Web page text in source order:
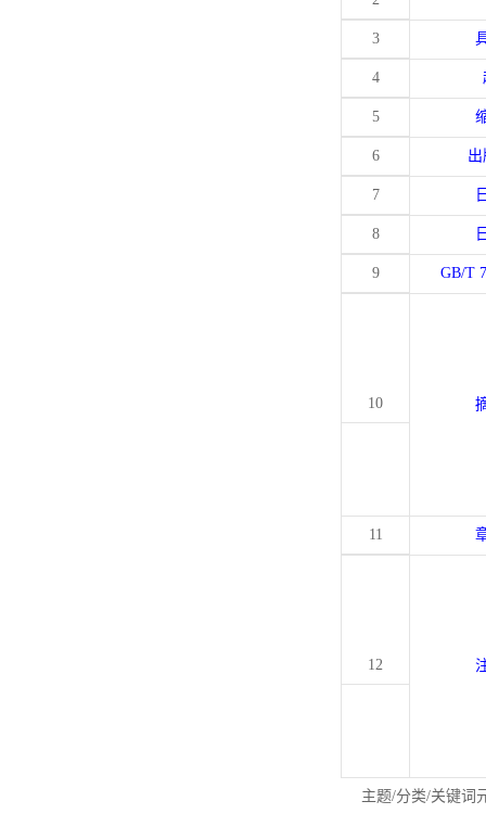
3
4
5
6
7
8
9 GB/T
10
11
12
主题/分类/关键词